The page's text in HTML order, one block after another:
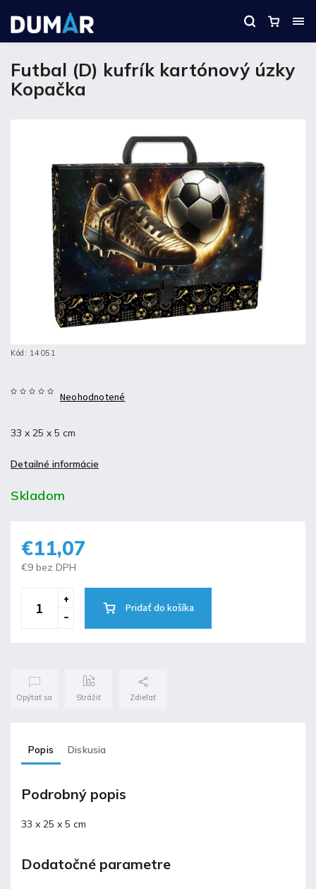
Futbal (D) kufrík kartónový úzky
Kopačka
Kód: 14051
Neohodnotené
33 x 25 x 5 cm
Detailné informácie
Skladom
€11,07
€9 bez DPH
Pridať do košíka
Opýtať sa Strážiť Zdieľať
Popis Diskusia
Podrobný popis
33 x 25 x 5 cm
Dodatočné parametre